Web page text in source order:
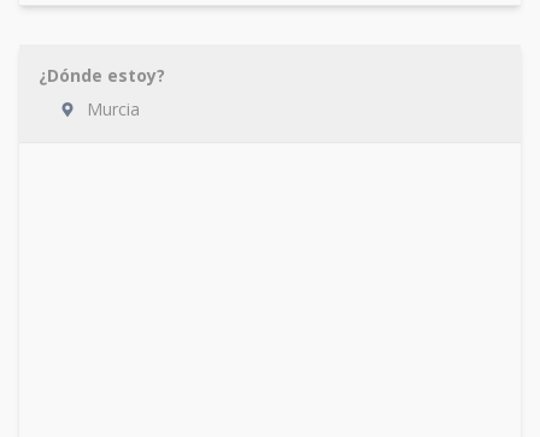
¿Dónde estoy?
Murcia